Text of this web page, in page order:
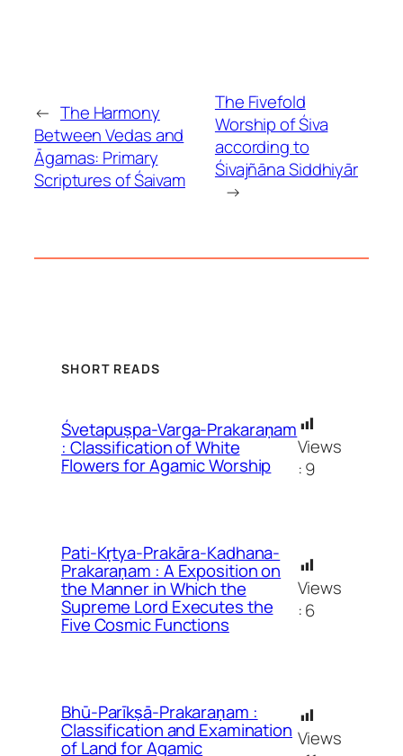
← The Harmony
Between Vedas and
Āgamas: Primary
Scriptures of Śaivam
The Fivefold
Worship of Śiva
according to
Śivajñāna Siddhiyār
→
SHORT READS
Śvetapuṣpa-Varga-Prakaraṇam
: Classification of White
Flowers for Agamic Worship
Views
:9
Pati-Kṛtya-Prakāra-Kadhana-
Prakaraṇam : A Exposition on
the Manner in Which the
Supreme Lord Executes the
Five Cosmic Functions
Views
:6
Bhū-Parīkṣā-Prakaraṇam :
Classification and Examination
of Land for Agamic
Views